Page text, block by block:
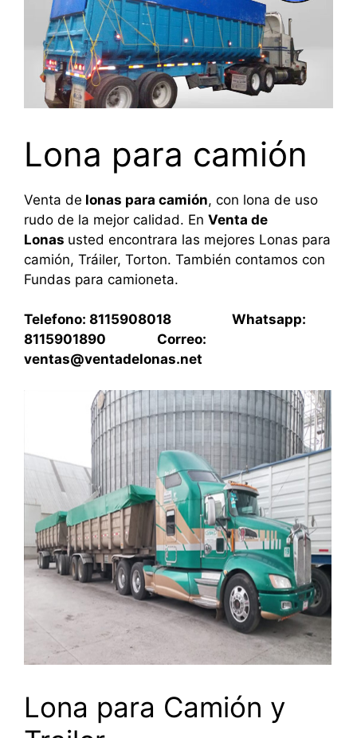
Lona para camión
Venta de lonas para camión, con lona de uso
rudo de la mejor calidad. En Venta de
Lonas usted encontrara las mejores Lonas para
camión, Tráiler, Torton. También contamos con
Fundas para camioneta.
Telefono: 8115908018 Whatsapp:
8115901890 Correo:
ventas@ventadelonas.net
Lona para Camión y